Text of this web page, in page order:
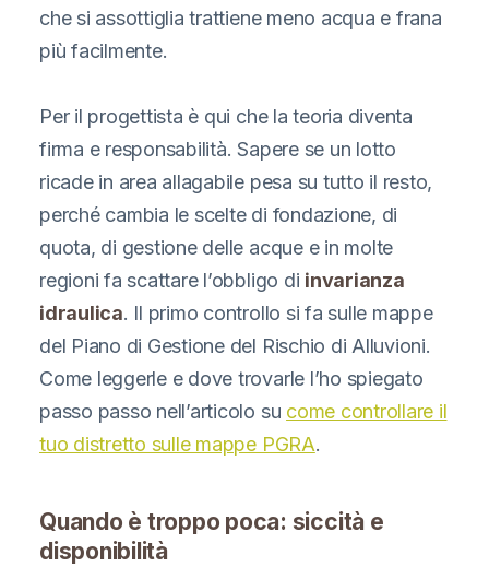
che si assottiglia trattiene meno acqua e frana
più facilmente.
Per il progettista è qui che la teoria diventa
firma e responsabilità. Sapere se un lotto
ricade in area allagabile pesa su tutto il resto,
perché cambia le scelte di fondazione, di
quota, di gestione delle acque e in molte
regioni fa scattare l’obbligo di invarianza
idraulica. Il primo controllo si fa sulle mappe
del Piano di Gestione del Rischio di Alluvioni.
Come leggerle e dove trovarle l’ho spiegato
passo passo nell’articolo su come controllare il
tuo distretto sulle mappe PGRA.
Quando è troppo poca: siccità e
disponibilità